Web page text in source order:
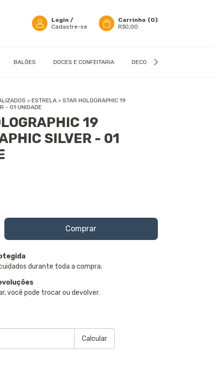
Login /
Cadastre-se
Carrinho (0)
R$0,00
BALÕES DOCES E CONFEITARIA DECORAÇÃO
> ESTRELA > STAR HOLOGRAPHIC 19
- 01 UNIDADE
19
SILVER - 01
durante toda a compra.
você pode trocar ou devolver.
Calcular